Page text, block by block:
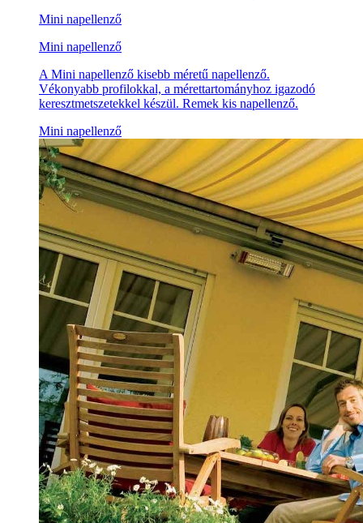
Mini napellenző
Mini napellenző
A Mini napellenző kisebb méretű napellenző.
Vékonyabb profilokkal, a mérettartományhoz igazodó
keresztmetszetekkel készül. Remek kis napellenző.
Mini napellenző